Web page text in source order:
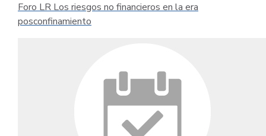
Foro LR Los riesgos no financieros en la era
posconfinamiento